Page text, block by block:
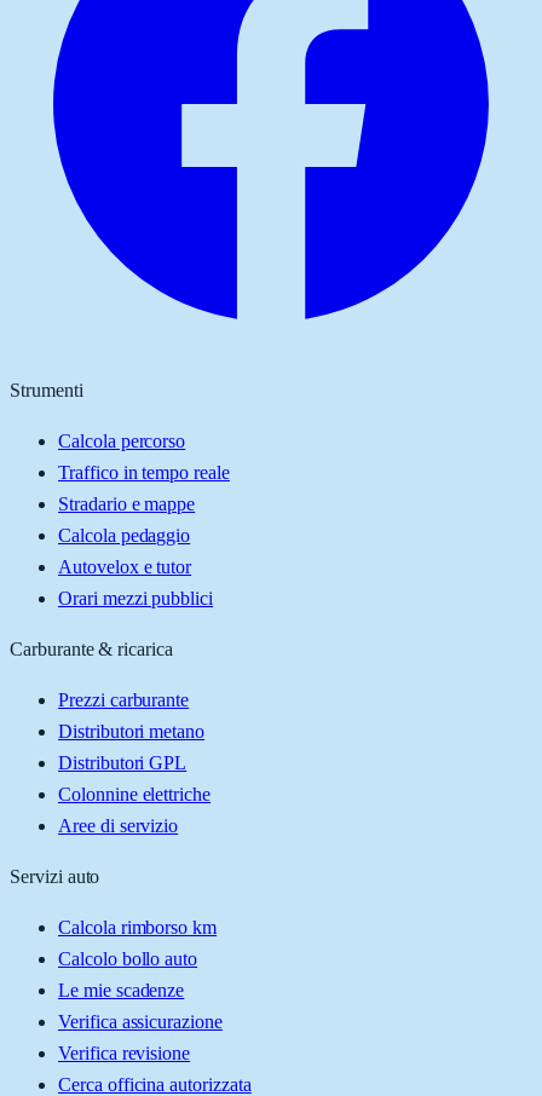
Strumenti
Calcola percorso
Traffico in tempo reale
Stradario e mappe
Calcola pedaggio
Autovelox e tutor
Orari mezzi pubblici
Carburante & ricarica
Prezzi carburante
Distributori metano
Distributori GPL
Colonnine elettriche
Aree di servizio
Servizi auto
Calcola rimborso km
Calcolo bollo auto
Le mie scadenze
Verifica assicurazione
Verifica revisione
Cerca officina autorizzata